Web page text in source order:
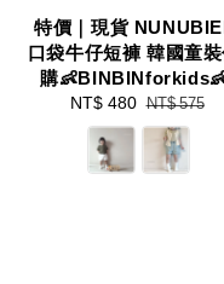
特價｜現貨
口袋牛仔短褲 韓國童
購
Sale
price
NT$ 480 Regular
price
NT$ 575